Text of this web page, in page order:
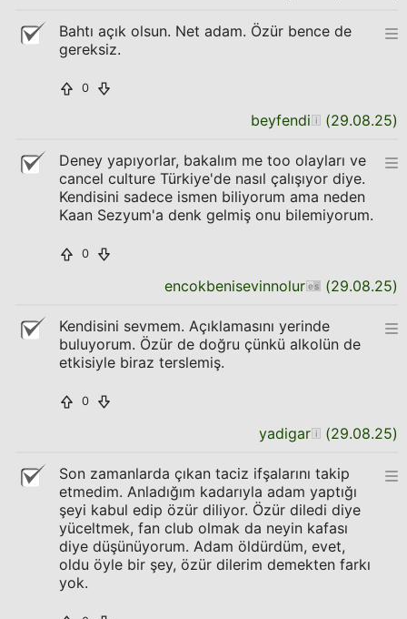
Bahtı açık olsun. Net adam. Özür bence de
gereksiz.
0
beyfendi (29.08.25)
Deney yapıyorlar, bakalım me too olayları ve
cancel culture Türkiye'de nasıl çalışıyor diye.
Kendisini sadece ismen biliyorum ama neden
Kaan Sezyum'a denk gelmiş onu bilemiyorum.
0
encokbenisevinnolur (29.08.25)
Kendisini sevmem. Açıklamasını yerinde
buluyorum. Özür de doğru çünkü alkolün de
etkisiyle biraz terslemiş.
0
yadigar (29.08.25)
Son zamanlarda çıkan taciz ifşalarını takip
etmedim. Anladığım kadarıyla adam yaptığı
şeyi kabul edip özür diliyor. Özür diledi diye
yüceltmek, fan club olmak da neyin kafası
diye düşünüyorum. Adam öldürdüm, evet,
oldu öyle bir şey, özür dilerim demekten farkı
yok.